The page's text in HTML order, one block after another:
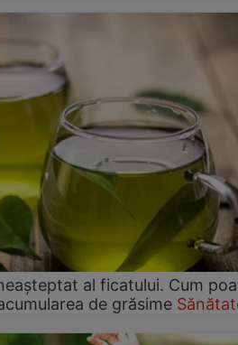
al ficatului. Cum
de grăsime